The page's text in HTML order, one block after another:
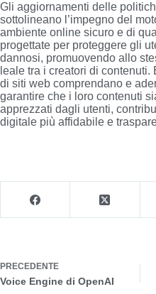
Gli aggiornamenti delle
sottolineano l’impegno del
ambiente online sicuro e di
progettate per proteggere gli
dannosi, promuovendo allo
leale tra i creatori di
di siti web comprendano e
garantire che i loro contenuti
apprezzati dagli utenti,
digitale più affidabile e
PRECEDENTE
Voice Engine di OpenAI